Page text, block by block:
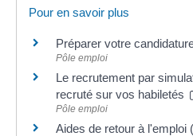
Pour en savoir plus
Préparer votre
Pôle emploi
Le recrutement par
recruté sur vos habiletés
Pôle emploi
Aides de retour à l'emploi